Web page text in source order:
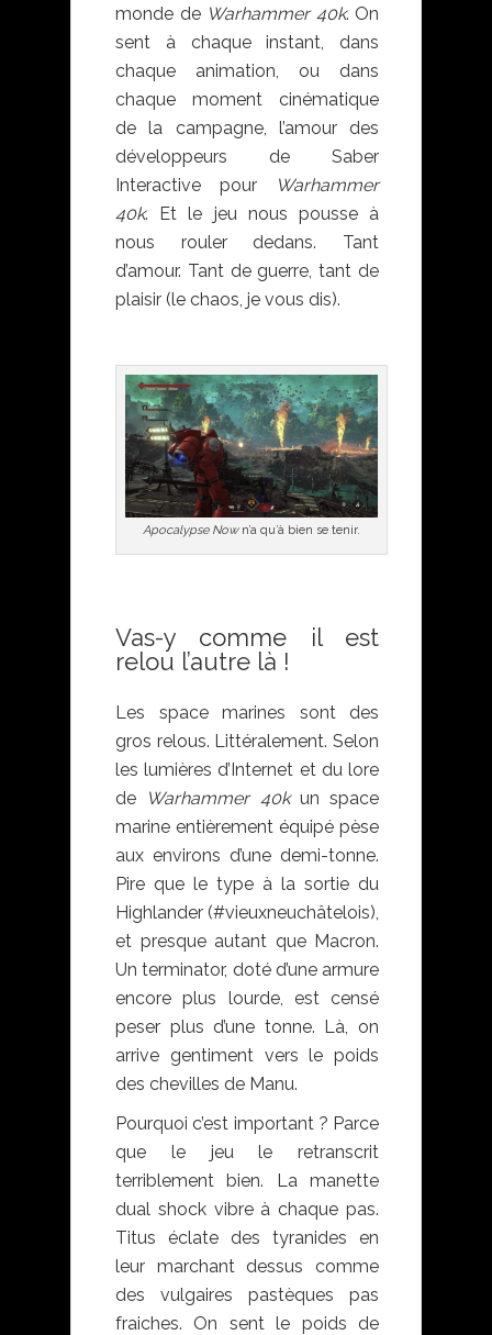
monde de Warhammer 40k. On
sent à chaque instant, dans
chaque animation, ou dans
chaque moment cinématique
de la campagne, l’amour des
développeurs de Saber
Interactive pour
Warhammer
40k. Et le jeu nous pousse à
nous rouler dedans. Tant
d’amour. Tant de guerre, tant de
plaisir (le chaos, je vous dis).
Apocalypse Nown’a qu’à bien se tenir.
Vas-y comme il est
relou l’autre là !
Les space marines sont des
gros relous. Littéralement. Selon
les lumières d’Internet et du lore
de
Warhammer 40kun space
marine entièrement équipé pèse
aux environs d’une demi-tonne.
Pire que le type à la sortie du
Highlander (#vieuxneuchâtelois),
et presque autant que Macron.
Un terminator, doté d’une armure
encore plus lourde, est censé
peser plus d’une tonne. Là, on
arrive gentiment vers le poids
des chevilles de Manu.
Pourquoi c’est important ? Parce
que le jeu le retranscrit
terriblement bien. La manette
dual shock vibre à chaque pas.
Titus éclate des tyranides en
leur marchant dessus comme
des vulgaires pastèques pas
fraiches. On sent le poids de